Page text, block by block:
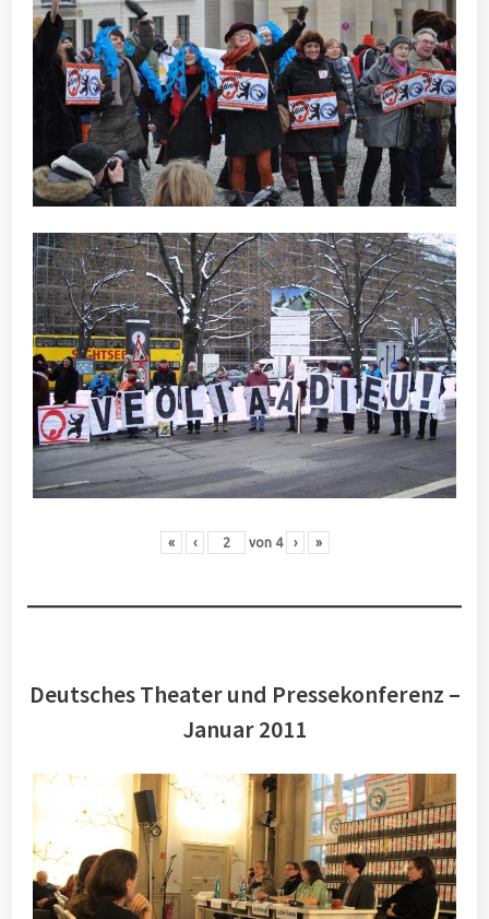
« ‹ von 4 › »
Deutsches Theater und Pressekonferenz –
Januar 2011